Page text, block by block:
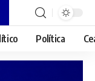
Política